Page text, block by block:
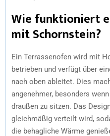
Wie funktioniert
mit Schornstein?
Ein Terrassenofen wird mit
betrieben und verfügt über
nach oben ableitet. Dies
angenehmer, besonders
draußen zu sitzen. Das
gleichmäßig verteilt wird,
die behagliche Wärme